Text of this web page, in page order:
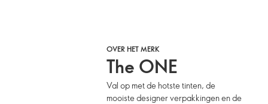
OVER HET MERK
The ONE
Val op met de hotste tinten, de
mooiste designer verpakkingen en de